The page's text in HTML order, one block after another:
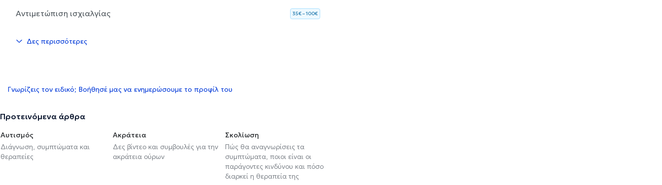
Αντιμετώπιση ισχιαλγίας 35€ – 100€
Δες περισσότερες
Γνωρίζεις τον ειδικό; Βοήθησέ μας να ενημερώσουμε το προφίλ του
Προτεινόμενα άρθρα
Αυτισμός
Διάγνωση, συμπτώματα και
θεραπείες
Ακράτεια
Δες βίντεο και συμβουλές για την
ακράτεια ούρων
Σκολίωση
Πώς θα αναγνωρίσεις τα
συμπτώματα, ποιοι είναι οι
παράγοντες κινδύνου και πόσο
διαρκεί η θεραπεία της